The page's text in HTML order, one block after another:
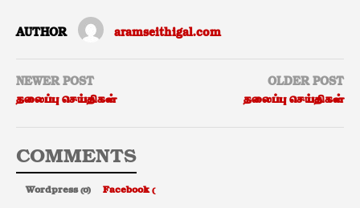
AUTHOR aramseithigal.com
NEWER POST
தலைப்பு செய்திகள்
OLDER POST
தலைப்பு செய்திகள்
COMMENTS
Wordpress (0) Facebook (